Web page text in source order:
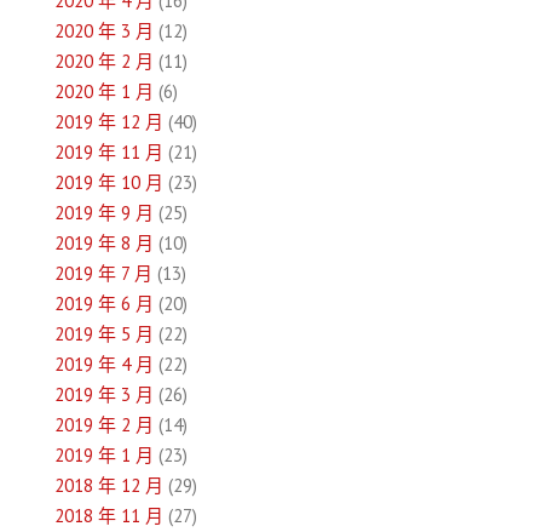
2020 年 3 月 (12)
2020 年 2 月 (11)
2020 年 1 月 (6)
2019 年 12 月 (40)
2019 年 11 月 (21)
2019 年 10 月 (23)
2019 年 9 月 (25)
2019 年 8 月 (10)
2019 年 7 月 (13)
2019 年 6 月 (20)
2019 年 5 月 (22)
2019 年 4 月 (22)
2019 年 3 月 (26)
2019 年 2 月 (14)
2019 年 1 月 (23)
2018 年 12 月 (29)
2018 年 11 月 (27)